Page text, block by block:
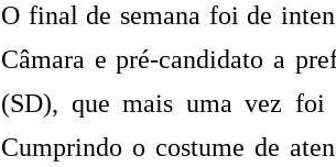
O final de semana foi de
Câmara e pré-candidato a
(SD), que mais uma vez foi
Cumprindo o costume de